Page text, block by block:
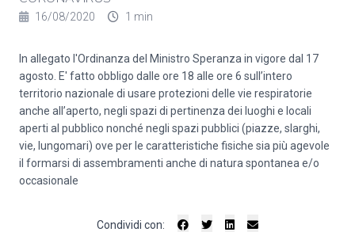
16/08/2020 1 min
In allegato l'Ordinanza del Ministro Speranza in vigore dal 17
agosto. E' fatto obbligo dalle ore 18 alle ore 6 sull’intero
territorio nazionale di usare protezioni delle vie respiratorie
anche all’aperto, negli spazi di pertinenza dei luoghi e locali
aperti al pubblico nonché negli spazi pubblici (piazze, slarghi,
vie, lungomari) ove per le caratteristiche fisiche sia più agevole
il formarsi di assembramenti anche di natura spontanea e/o
occasionale
Condividi con: